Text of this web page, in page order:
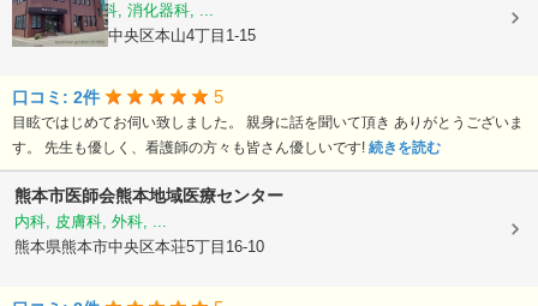
内科, 呼吸器科, 消化器科, ...
熊本県熊本市中央区本山4丁目1-15
口コミ: 2件 5
目眩ではじめてお伺い致しました。 親身に話を聞いて頂き ありがとうございま
す。 先生も優しく、看護師の方々も皆さん優しいです! 続きを読む
熊本市医師会熊本地域医療センター
内科, 皮膚科, 外科, ...
熊本県熊本市中央区本荘5丁目16-10